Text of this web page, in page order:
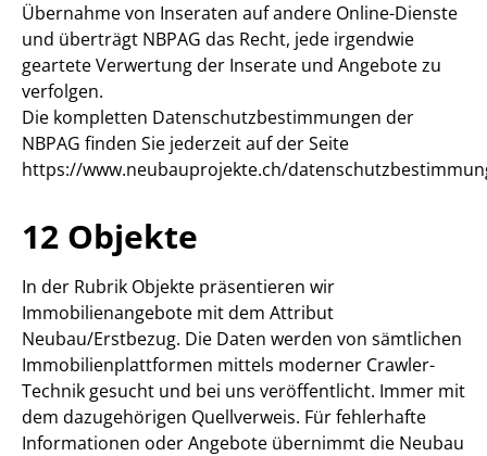
Übernahme von Inseraten auf andere Online-Dienste
und überträgt NBPAG das Recht, jede irgendwie
geartete Verwertung der Inserate und Angebote zu
verfolgen.
Die kompletten Datenschutzbestimmungen der
NBPAG finden Sie jederzeit auf der Seite
https://www.neubauprojekte.ch/
12 Objekte
In der Rubrik Objekte präsentieren wir
Immobilienangebote mit dem Attribut
Neubau/Erstbezug. Die Daten werden von sämtlichen
Immobilienplattformen mittels moderner Crawler-
Technik gesucht und bei uns veröffentlicht. Immer mit
dem dazugehörigen Quellverweis. Für fehlerhafte
Informationen oder Angebote übernimmt die Neubau